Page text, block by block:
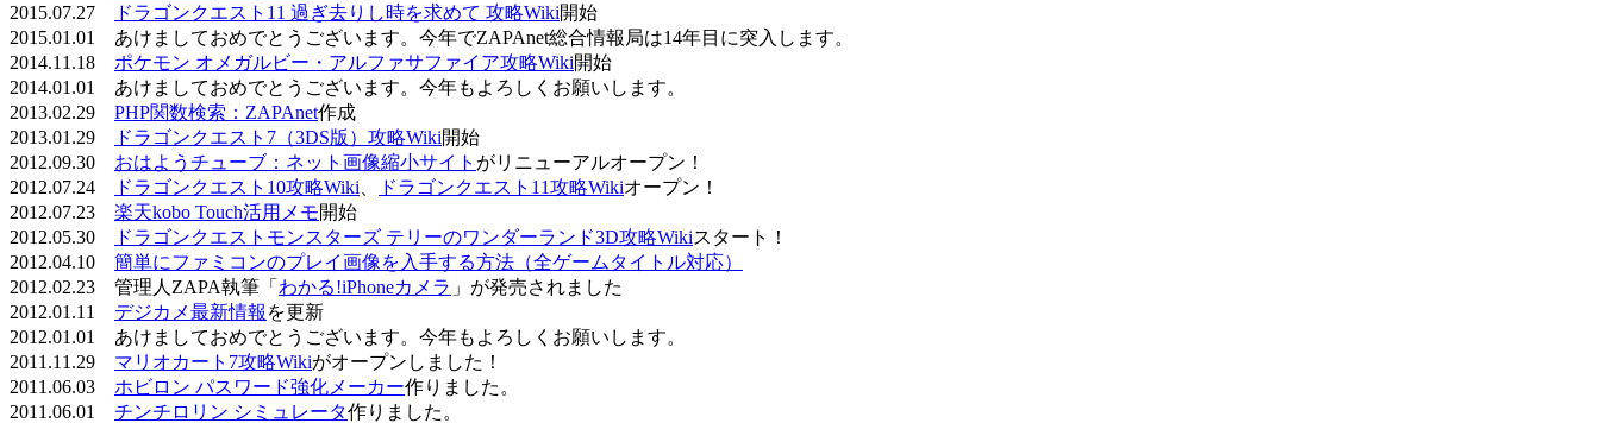
2015.07.27
ドラゴンクエスト11 過ぎ去りし時を求めて 攻略Wiki開始
2015.01.01 あけましておめでとうございます。今年でZAPAnet総合情報局は14年目に突入します。
2014.11.18 ポケモン オメガルビー・アルファサファイア攻略Wiki開始
2014.01.01 あけましておめでとうございます。今年もよろしくお願いします。
2013.02.29 PHP関数検索：ZAPAnet作成
2013.01.29
ドラゴンクエスト7（3DS版）攻略Wiki開始
2012.09.30 おはようチューブ：ネット画像縮小サイト がリニューアルオープン！
2012.07.24
ドラゴンクエスト10攻略Wiki ドラゴンクエスト11攻略Wikiオープン！
2012.07.23 楽天kobo Touch活用メモ開始
2012.05.30
ドラゴンクエストモンスターズ テリーのワンダーランド3D攻略Wikiスタート！
2012.04.10 簡単にファミコンのプレイ画像を入手する方法（全ゲームタイトル対応）
2012.02.23 管理人ZAPA執筆「 わかる!iPhoneカメラ 」が発売されました
2012.01.11 デジカメ最新情報 を更新
2012.01.01 あけましておめでとうございます。今年もよろしくお願いします。
2011.11.29 マリオカート7攻略Wikiがオープンしました！
2011.06.03 ホビロン パスワード強化メーカー作りました。
2011.06.01 チンチロリン シミュレータ作りました。